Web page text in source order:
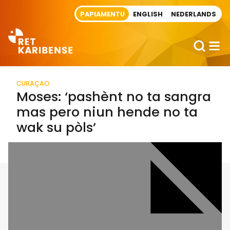
PAPIAMENTU ENGLISH NEDERLANDS
CURAÇAO
Moses: ‘pashènt no ta sangra
mas pero niun hende no ta
wak su pòls’